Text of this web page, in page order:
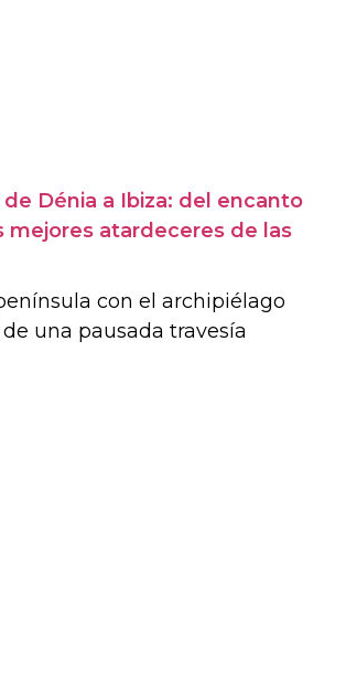
Dénia a Ibiza: del encanto
mejores atardeceres de las
con el archipiélago
una pausada travesía